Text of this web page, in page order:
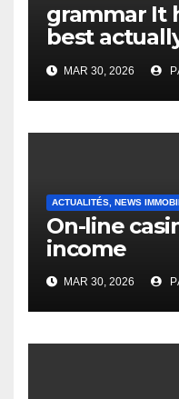
grammar It
best
to it’s the
English
Heap
MAR 30, 2026
ACTUALITÉS, NEWS
On-line
income
MAR 30, 2026